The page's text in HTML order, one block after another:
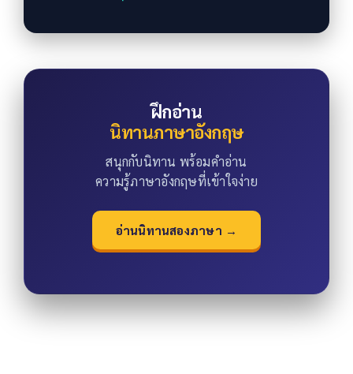
ฝึกอ่าน
นิทานภาษาอังกฤษ
สนุกกับนิทาน พร้อมคำอ่าน
ความรู้ภาษาอังกฤษที่เข้าใจง่าย
อ่านนิทานสองภาษา →